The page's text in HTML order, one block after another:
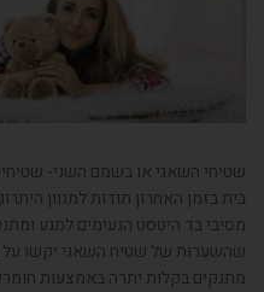
שטיחי השאגי או בשמם השני-
בית בזמן האחרון תודות למגוון
מסיבי בד היטסט הנעימים למגע
שהשערות של שטיח השאגי יקשו על
מתנקים בקלות יתרה באמצעות